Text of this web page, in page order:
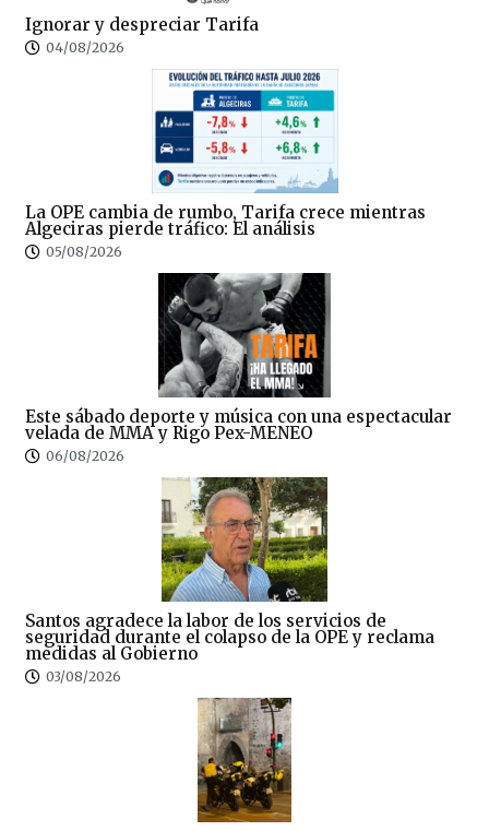
Ignorar y despreciar Tarifa
04/08/2026
La OPE cambia de rumbo, Tarifa crece mientras
Algeciras pierde tráfico: El análisis
05/08/2026
Este sábado deporte y música con una espectacular
velada de MMA y Rigo Pex-MENEO
06/08/2026
Santos agradece la labor de los servicios de
seguridad durante el colapso de la OPE y reclama
medidas al Gobierno
03/08/2026